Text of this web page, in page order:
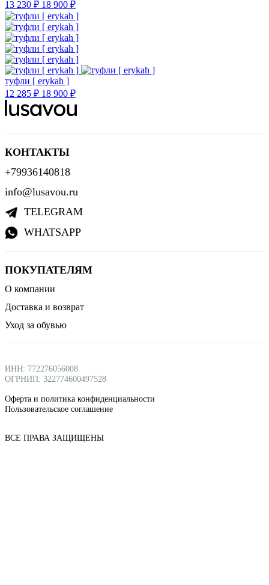
13 230 ₽ 18 900 ₽
туфли [ erykah ]
12 285 ₽ 18 900 ₽
ПОКУПАТЕЛЯМ
О компании
Доставка и возврат
Уход за обувью
КОНТАКТЫ
+79936140818
info@lusavou.ru
TELEGRAM
WHATSAPP
ИНН: 772276056008
ОГРНИП: 322774600497528
Оферта и политика конфиденциальности
Пользовательское соглашение
ВСЕ ПРАВА ЗАЩИЩЕНЫ